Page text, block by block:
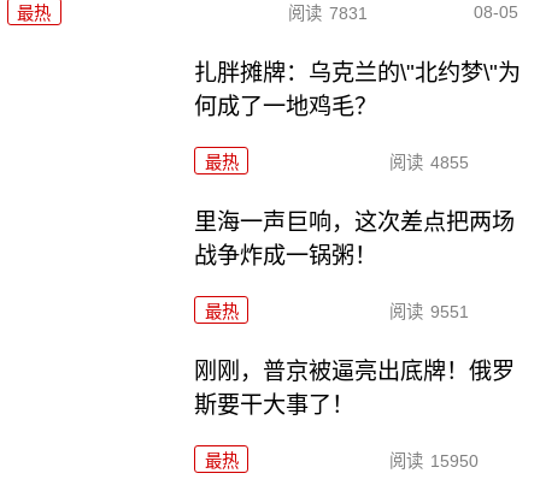
最热 阅读 7831 08-05
扎胖摊牌：乌克兰的\"北约梦\"为
何成了一地鸡毛？
最热 阅读 4855
里海一声巨响，这次差点把两场
战争炸成一锅粥！
最热 阅读 9551
刚刚，普京被逼亮出底牌！俄罗
斯要干大事了！
最热 阅读 15950